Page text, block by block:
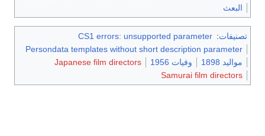
البعث
تصنيفات:
CS1 errors: unsupported parameter
Persondata templates without short description parameter
مواليد 1898
وفيات 1956
Japanese film directors
Samurai film directors